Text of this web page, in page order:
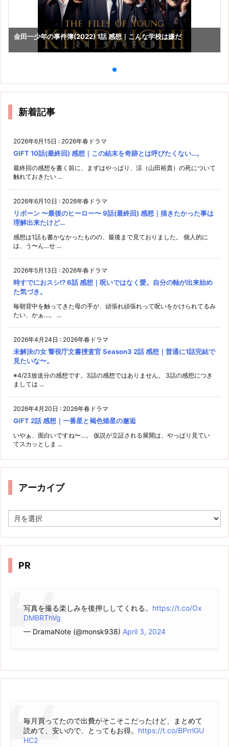
金田一少年の事件簿(2022) 1話 感想｜こんな学校は嫌だ
新着記事
2026年6月15日 : 2026年春ドラマ
GIFT 10話(最終回) 感想｜この結末を奇跡とは呼びたくない…。
最終回の感想を書く前に、まずはやっぱり、涼（山田裕貴）の死について
触れておきたい ...
2026年6月10日 : 2026年春ドラマ
リボーン 〜最後のヒーロー〜 9話(最終回) 感想｜描きたかった事は
理解出来たけど…
感想は1話も書かなかったものの、最後まで見ておりました。 個人的に
は、う〜ん…せ ...
2026年5月13日 : 2026年春ドラマ
時すでにおスシ!? 6話 感想｜呪いではなく愛。自分の軸が出来始め
た気づき。
毎朝背中を触ってきた母の手が、頑張れ頑張れって呪いをかけられてるみ
たい、かぁ…。 ...
2026年4月24日 : 2026年春ドラマ
未解決の女 警視庁文書捜査官 Season3 2話 感想｜普通に1話完結で
見たいな〜。
※4/23放送分の感想です。3話の感想ではありません。 3話の感想につき
ましては ...
2026年4月20日 : 2026年春ドラマ
GIFT 2話 感想｜一番星と褐色矮星の邂逅
いやぁ、面白いですね〜…。 仮説が立証される展開は、やっぱり見てい
てスカッとしま ...
アーカイブ
ー
イ
PR
写真を撮る楽しみを後押ししてくれる。 https://t.co/Ox
DMBRThVg
— DramaNote (@monsk938) April 3, 2024
毎月買ってたので出費がそこそこだったけど、まとめて
読めて、安いので、とってもお得。 https://t.co/BPrrlGU
HC2